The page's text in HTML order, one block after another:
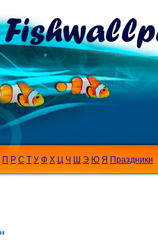
П Р С Т У Ф Х Ц Ч Ш Э Ю Я Праздники